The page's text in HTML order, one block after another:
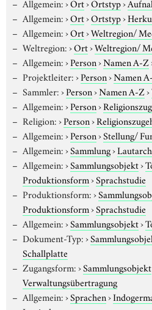
Allgemein:›Ort›Ortstyp›
Allgemein:›Ort›Ortstyp›
Allgemein:›Ort›Weltregion/
Weltregion:›Ort›Weltregion/
Allgemein:›Person›Namen A-Z
Projektleiter:›Person›Namen
Sammler:›Person›Namen A-Z›
Allgemein:›Person›
Religion:›Person›
Allgemein:›Person›Stellung/
Allgemein:›Sammlung›
Allgemein:›Sammlungsobjekt›
Produktionsform›Sprachstudie
Produktionsform:›
Produktionsform›Sprachstudie
Allgemein:›Sammlungsobjekt›
Dokument-Typ:›
Schallplatte
Zugangsform:›Sammlungsobjekt
Verwaltungsübertragung
Allgemein:›Sprachen›